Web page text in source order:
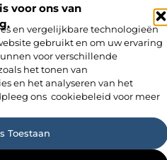
voor ons van
en vergelijkbare technologieën
gebruikt en om uw ervaring
voor verschillende
het tonen van
en het analyseren van het
ons cookiebeleid voor meer
Toestaan
een geboorte of een
slingers kunnen echt het